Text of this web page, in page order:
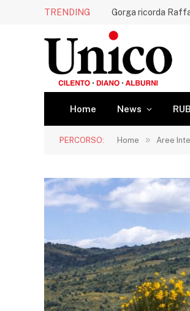
TRENDING
Home News
PERCORSO: Home » Aree